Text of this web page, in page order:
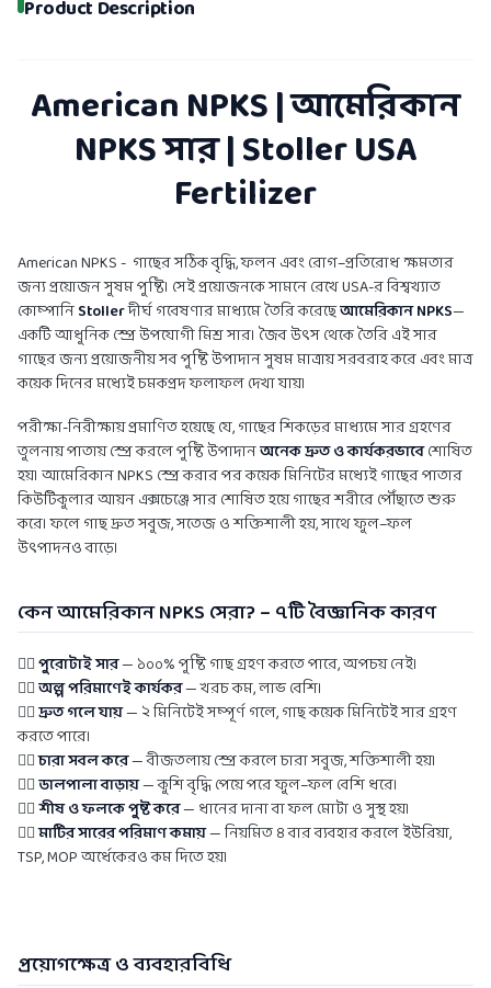
Product Description
American NPKS | আমেরিকান
NPKS সার | Stoller USA
Fertilizer
American NPKS - গাছের সঠিক বৃদ্ধি, ফলন এবং রোগ–প্রতিরোধ ক্ষমতার
জন্য প্রয়োজন সুষম পুষ্টি। সেই প্রয়োজনকে সামনে রেখে USA-র বিশ্বখ্যাত
কোম্পানিStollerদীর্ঘ গবেষণার মাধ্যমে তৈরি করেছেআমেরিকান NPKS—
একটি আধুনিক স্প্রে উপযোগী মিশ্র সার। জৈব উৎস থেকে তৈরি এই সার
গাছের জন্য প্রয়োজনীয় সব পুষ্টি উপাদান সুষম মাত্রায় সরবরাহ করে এবং মাত্র
কয়েক দিনের মধ্যেই চমকপ্রদ ফলাফল দেখা যায়।
পরীক্ষা-নিরীক্ষায় প্রমাণিত হয়েছে যে, গাছের শিকড়ের মাধ্যমে সার গ্রহণের
তুলনায় পাতায় স্প্রে করলে পুষ্টি উপাদানঅনেক দ্রুত ও কার্যকরভাবেশোষিত
হয়। আমেরিকান NPKS স্প্রে করার পর কয়েক মিনিটের মধ্যেই গাছের পাতার
কিউটিকুলার আয়ন এক্সচেঞ্জে সার শোষিত হয়ে গাছের শরীরে পৌঁছাতে শুরু
করে। ফলে গাছ দ্রুত সবুজ, সতেজ ও শক্তিশালী হয়, সাথে ফুল–ফল
উৎপাদনও বাড়ে।
কেন আমেরিকান NPKS সেরা? – ৭টি বৈজ্ঞানিক কারণ
১️⃣পুরোটাই সার— ১০০% পুষ্টি গাছ গ্রহণ করতে পারে, অপচয় নেই।
২️⃣অল্প পরিমাণেই কার্যকর— খরচ কম, লাভ বেশি।
৩️⃣দ্রুত গলে যায়— ২ মিনিটেই সম্পূর্ণ গলে, গাছ কয়েক মিনিটেই সার গ্রহণ
করতে পারে।
৪️⃣চারা সবল করে— বীজতলায় স্প্রে করলে চারা সবুজ, শক্তিশালী হয়।
৫️⃣ডালপালা বাড়ায়— কুশি বৃদ্ধি পেয়ে পরে ফুল–ফল বেশি ধরে।
৬️⃣শীষ ও ফলকে পুষ্ট করে— ধানের দানা বা ফল মোটা ও সুস্থ হয়।
৭️⃣মাটির সারের পরিমাণ কমায়— নিয়মিত ৪ বার ব্যবহার করলে ইউরিয়া,
TSP, MOP অর্ধেকেরও কম দিতে হয়।
প্রয়োগক্ষেত্র ও ব্যবহারবিধি